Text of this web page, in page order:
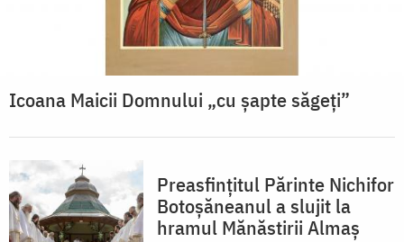
Icoana Maicii Domnului „cu șapte săgeți”
Preasfințitul Părinte Nichifor
Botoșăneanul a slujit la
hramul Mănăstirii Almaș